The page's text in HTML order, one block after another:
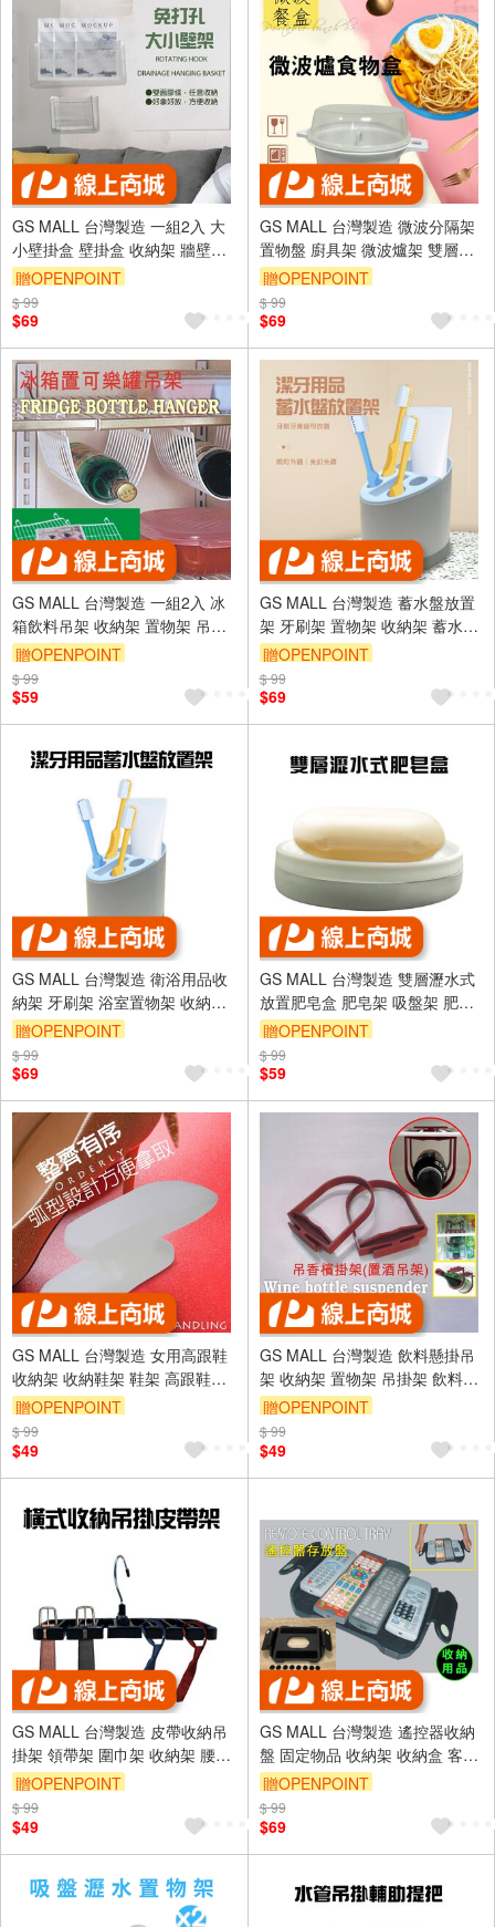
GS MALL 台灣製造 一組2入 大
小壁掛盒 壁掛盒 收納架 牆壁架
置物架 免打孔置物架 壁掛架
贈OPENPOINT
$ 99
$69
GS MALL 台灣製造 微波分隔架
置物盤 廚具架 微波爐架 雙層架
收納架 微波架 收納盒
贈OPENPOINT
$ 99
$69
GS MALL 台灣製造 一組2入 冰
箱飲料吊架 收納架 置物架 吊掛
架 飲料架 冰箱吊架 飲料吊架 飲
料架 冰箱收納
贈OPENPOINT
$ 99
$59
GS MALL 台灣製造 蓄水盤放置
架 牙刷架 置物架 收納架 蓄水盒
瀝水架 放置架 衛浴用品 牙刷放
置架
贈OPENPOINT
$ 99
$69
GS MALL 台灣製造 衛浴用品收
納架 牙刷架 浴室置物架 收納架
瀝水架 浴室放置架 衛浴用品 牙
膏架
贈OPENPOINT
$ 99
$69
GS MALL 台灣製造 雙層瀝水式
放置肥皂盒 肥皂架 吸盤架 肥皂
收納架 香皂架 肥皂盤 肥皂盒 雙
層肥皂架 瀝水盒
贈OPENPOINT
$ 99
$59
GS MALL 台灣製造 女用高跟鞋
收納架 收納鞋架 鞋架 高跟鞋收
納 女用鞋架 高跟鞋架 鞋盒
贈OPENPOINT
$ 99
$49
GS MALL 台灣製造 飲料懸掛吊
架 收納架 置物架 吊掛架 飲料架
冰箱吊架 懸掛架 飲料吊架
贈OPENPOINT
$ 99
$49
GS MALL 台灣製造 皮帶收納吊
掛架 領帶架 圍巾架 收納架 腰帶
架 領結架 吊掛勾 皮帶架 吊掛架
收納
贈OPENPOINT
$ 99
$49
GS MALL 台灣製造 遙控器收納
盤 固定物品 收納架 收納盒 客廳
收納 室內收納 桌上收納 遙控器
收納 桌上收納
贈OPENPOINT
$ 99
$69